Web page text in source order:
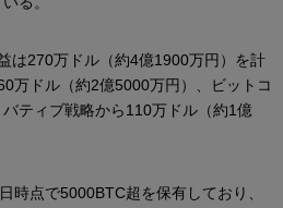
は270万ドル（約4億1900万円）を計
万ドル（約2億5000万円）、ビットコ
ティブ戦略から110万ドル（約1億
時点で5000BTC超を保有しており、